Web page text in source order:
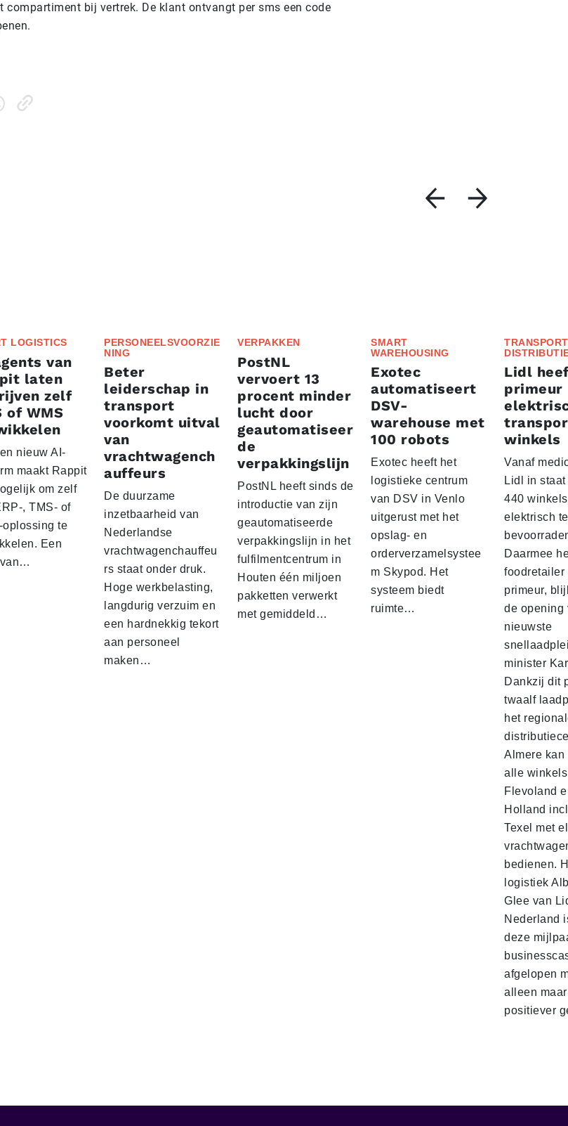
compartiment bij vertrek. De klant ontvangt per sms een code
LOGISTICS
van
laten
zelf
of WMS
nieuw AI-
maakt Rappit
om zelf
, TMS- of
oplossing te
Een
PERSONEELSVOORZIE
NING
Beter
leiderschap in
transport
voorkomt uitval
van
vrachtwagench
auffeurs
De duurzame
inzetbaarheid van
Nederlandse
vrachtwagenchauffeu
rs staat onder druk.
Hoge werkbelasting,
langdurig verzuim en
een hardnekkig tekort
aan personeel
maken…
VERPAKKEN
PostNL
vervoert 13
procent minder
lucht door
geautomatiseer
de
verpakkingslijn
PostNL heeft sinds de
introductie van zijn
geautomatiseerde
verpakkingslijn in het
fulfilmentcentrum in
Houten één miljoen
pakketten verwerkt
met gemiddeld…
SMART
WAREHOUSING
Exotec
automatiseert
DSV-
warehouse met
100 robots
Exotec heeft het
logistieke centrum
van DSV in Venlo
uitgerust met het
opslag- en
orderverzamelsystee
m Skypod. Het
systeem biedt
ruimte…
Lidl
primeur
winkels
Vanaf
Lidl in
440 winkels
elektrisch te
Daarmee
foodretailer
primeur,
de opening
nieuwste
minister
Dankzij dit
twaalf
het
Almere
alle
Flevoland
Holland
Texel met
bedienen.
logistiek
Glee van
Nederland
deze
afgelopen
alleen maar
positiever